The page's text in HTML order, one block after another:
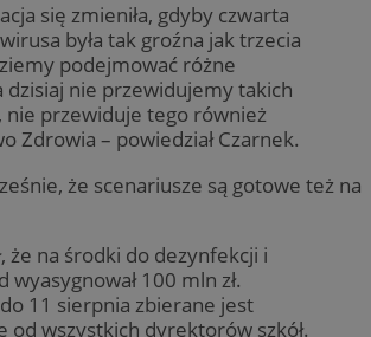
się zmieniła, gdyby czwarta
była tak groźna jak trzecia
podejmować różne
dzisiaj nie przewidujemy takich
nie przewiduje tego również
Zdrowia – powiedział Czarnek.
że scenariusze są gotowe też na
że na środki do dezynfekcji i
100 mln zł.
11 sierpnia zbierane jest
od wszystkich dyrektorów szkół.